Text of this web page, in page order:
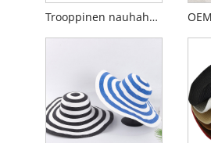
Trooppinen nauhahattu naisille